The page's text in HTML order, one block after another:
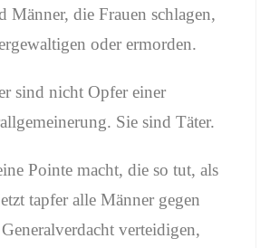
Männer, die Frauen schlagen,
oder ermorden.
sind nicht Opfer einer
Sie sind Täter.
Pointe macht, die so tut, als
tapfer alle Männer gegen
verteidigen,